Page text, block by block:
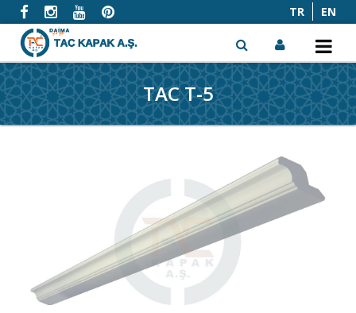
TR EN
x
TAC T-5